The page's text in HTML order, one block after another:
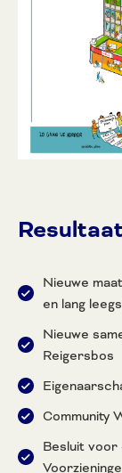
Resultaat
Nieuwe
en lang
Nieuwe
Reigersbos
Community
Besluit voor